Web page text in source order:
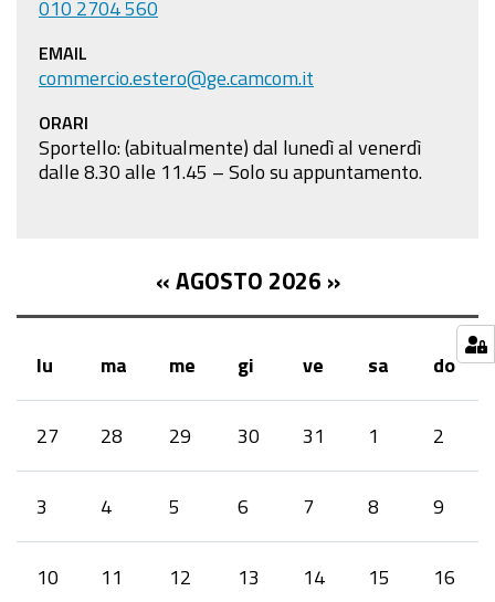
010 2704 560
EMAIL
commercio.estero@ge.camcom.it
ORARI
Sportello: (abitualmente) dal lunedì al venerdì
dalle 8.30 alle 11.45 – Solo su appuntamento.
« AGOSTO 2026 »
lu ma me gi ve sa do
27 28 29 30 31 1 2
3 4 5 6 7 8 9
10 11 12 13 14 15 16